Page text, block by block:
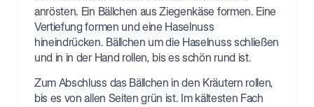
anrösten. Ein Bällchen aus Ziegenkäse formen. Eine
Vertiefung formen und eine Haselnuss
hineindrücken. Bällchen um die Haselnuss schließen
und in in der Hand rollen, bis es schön rund ist.
Zum Abschluss das Bällchen in den Kräutern rollen,
bis es von allen Seiten grün ist. Im kältesten Fach